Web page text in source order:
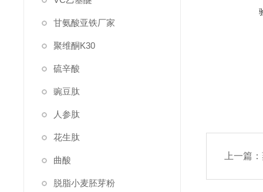
甘氨酸亚铁厂家
聚维酮K30
硫辛酸
豌豆肽
人参肽
花生肽
曲酸
脱脂小麦胚芽粉
上一篇：